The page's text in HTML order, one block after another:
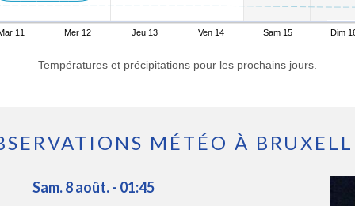
11 Mer 12 Jeu 13 Ven 14 Sam 15 Dim
Températures et précipitations pour les prochains jours.
MÉTÉO À
Sam. 8 août. - 01:45